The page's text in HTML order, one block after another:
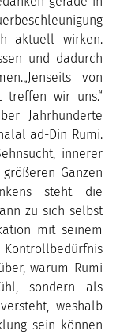
aktuell wirken.
und dadurch
von
wir uns.“
Jahrhunderte
ad-Din Rumi.
innerer
Ganzen
steht die
zu sich selbst
mit seinem
warum Rumi
sondern als
weshalb
sein können